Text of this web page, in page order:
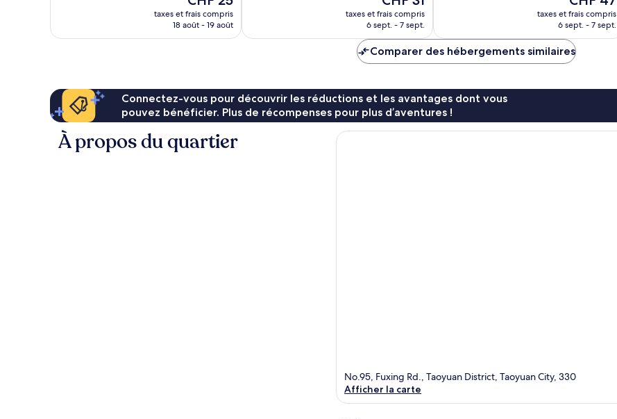
nouveau
prix
taxes et frais compris
18 août - 19 août
nouveau
prix
de
CHF 31
taxes et frais compris
6 sept. - 7 sept.
nouveau
prix
de
CHF 47
taxes et frais compris
6 sept. - 7 sept.
Comparer des hébergements similaires
Connectez-vous pour découvrir les réductions et les avantages dont vous
pouvez bénéficier. Plus de récompenses pour plus d’aventures !
À propos du quartier
No.95, Fuxing Rd., Taoyuan District, Taoyuan City, 330
Afficher la carte